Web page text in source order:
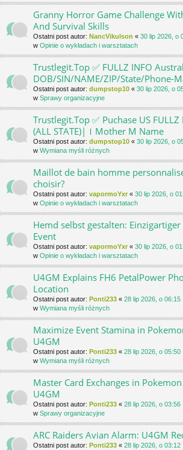
Granny Horror Game Challenge
And Survival Skills
Ostatni post autor: NancVikulson « 30 lip 2026, o
w Opinie o wykładach i warsztatach
Trustlegit.Top ✅ FULLZ INFO
DOB/SIN/NAME/ZIP/State/Phone-
Ostatni post autor: dumpstop10 « 30 lip 2026, o
w Sprawy organizacyjne
Trustlegit.Top ✅ Puchase US FULLZ
(ALL STATE)|ｌMother M Name
Ostatni post autor: dumpstop10 « 30 lip 2026, o
w Wymiana myśli różnych
Maillot de bain homme
choisir?
Ostatni post autor: vapormoYxr « 30 lip 2026, o
w Opinie o wykładach i warsztatach
Hemd selbst gestalten:
Event
Ostatni post autor: vapormoYxr « 30 lip 2026, o
w Opinie o wykładach i warsztatach
U4GM Explains FH6 PetalPower
Location
Ostatni post autor: Ponti233 « 28 lip 2026, o 06:15
w Wymiana myśli różnych
Maximize Event Stamina in
U4GM
Ostatni post autor: Ponti233 « 28 lip 2026, o 05:50
w Wymiana myśli różnych
Master Card Exchanges in
U4GM
Ostatni post autor: Ponti233 « 28 lip 2026, o 03:56
w Sprawy organizacyjne
ARC Raiders Avian Alarm: U4GM
Ostatni post autor: Ponti233 « 28 lip 2026, o 03:12